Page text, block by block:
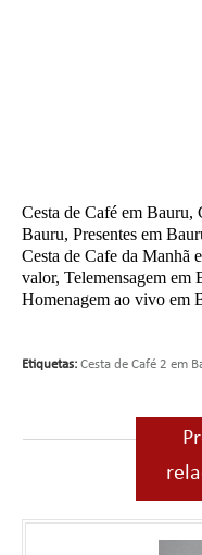
Cesta de Café em Bauru,
Bauru, Presentes em
Cesta de Cafe da Manhã
valor, Telemensagem
Homenagem ao vivo em
Etiquetas: Cesta de Café 2 em